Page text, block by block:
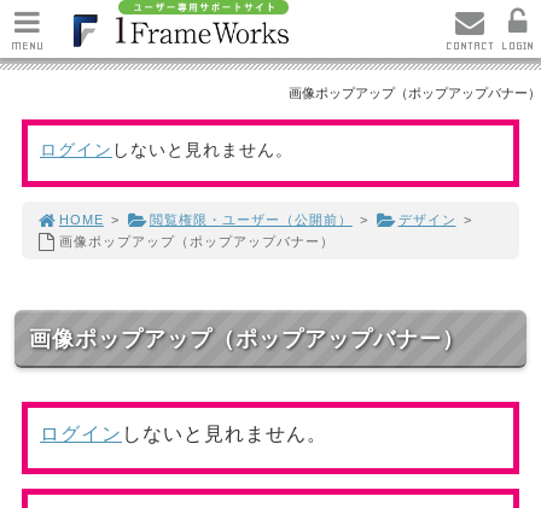
画像ポップアップ（ポップアップバナー）
ログイン しないと見れません。
HOME > 閲覧権限・ユーザー（公開前） > デザイン
>
画像ポップアップ（ポップアップバナー）
画像ポップアップ（ポップアップバナー）
ログイン しないと見れません。
MENU LOGIN
CONTACT